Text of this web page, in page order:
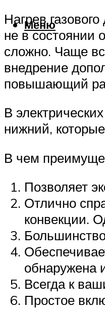
Меню
Нагрев
не в состоянии
сложно. Чаще
внедрение
повышающий
В
нижний,
В чем
Позволяет
Отлично
конвекции.
обнаружена
Всегда к
Простое